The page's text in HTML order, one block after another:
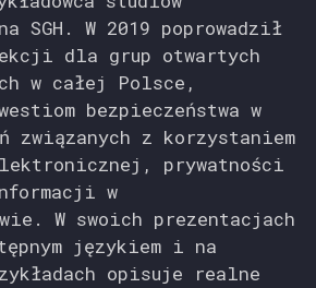
SGH. W 2019 poprowadził
dla grup otwartych
w całej Polsce,
bezpieczeństwa w
związanych z korzystaniem
prywatności
w
W swoich prezentacjach
językiem i na
opisuje realne